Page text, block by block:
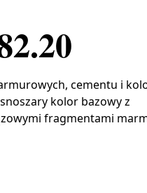
cementu i
kolor bazowy z
fragmentami